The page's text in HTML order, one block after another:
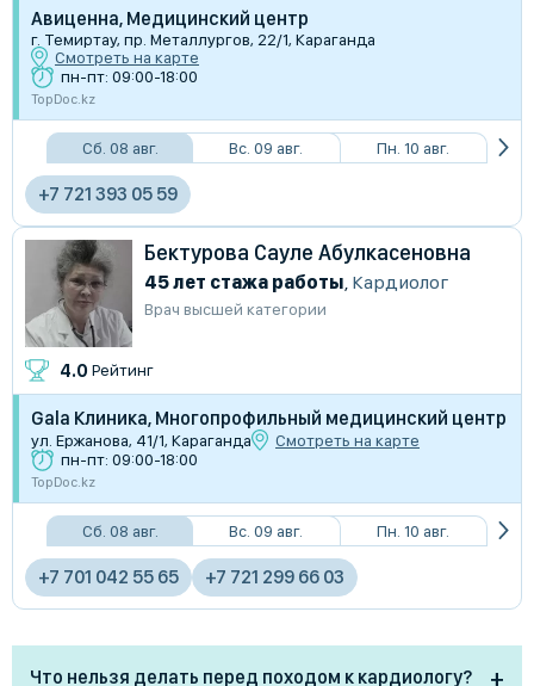
Авиценна, Медицинский центр
г. Темиртау, пр. Металлургов, 22/1, Караганда
Смотреть на карте
пн-пт: 09:00-18:00
TopDoc.kz
Сб. 08 авг. Вс. 09 авг. Пн. 10 авг.
+7 721 393 05 59
Бектурова Сауле Абулкасеновна
45 лет стажа работы, Кардиолог
Врач высшей категории
4.0 Рейтинг
Gala Клиника, Многопрофильный медицинский центр
ул. Ержанова, 41/1, Караганда
Смотреть на карте
пн-пт: 09:00-18:00
TopDoc.kz
Сб. 08 авг. Вс. 09 авг. Пн. 10 авг.
+7 701 042 55 65 +7 721 299 66 03
Что нельзя делать перед походом к кардиологу?